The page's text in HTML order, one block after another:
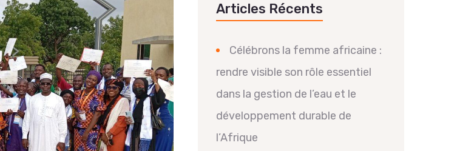
Articles Récents
Célébrons la femme africaine :
rendre visible son rôle essentiel
dans la gestion de l’eau et le
développement durable de
l’Afrique